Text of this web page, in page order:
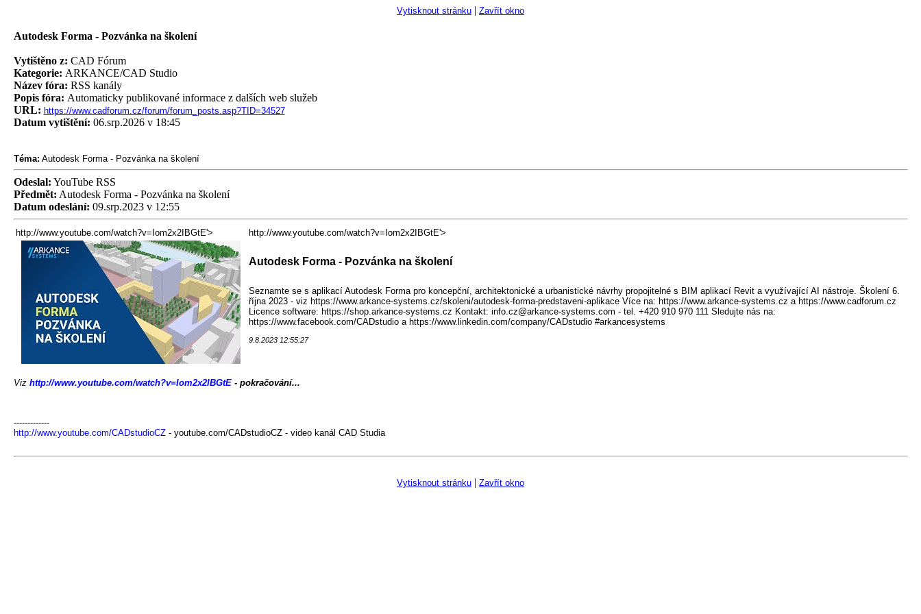
Vytisknout stránku | Zavřít okno
Autodesk Forma - Pozvánka na školení
Vytištěno z: CAD Fórum
Kategorie: ARKANCE/CAD Studio
Název fóra: RSS kanály
Popis fóra: Automaticky publikované informace z dalších web služeb
URL: https://www.cadforum.cz/forum/forum_posts.asp?TID=34527
Datum vytištění: 06.srp.2026 v 18:45
Téma: Autodesk Forma - Pozvánka na školení
Odeslal: YouTube RSS
Předmět: Autodesk Forma - Pozvánka na školení
Datum odeslání: 09.srp.2023 v 12:55
http://www.youtube.com/watch?v=Iom2x2IBGtE'> http://www.youtube.com/watch?v=Iom2x2IBGtE'>
Autodesk Forma - Pozvánka na školení
Seznamte se s aplikací Autodesk Forma pro koncepční, architektonické a urbanistické návrhy propojitelné s BIM aplikací Revit a využívající AI nástroje. Školení 6.
října 2023 - viz https://www.arkance-systems.cz/skoleni/autodesk-forma-predstaveni-aplikace Více na: https://www.arkance-systems.cz a https://www.cadforum.cz
Licence software: https://shop.arkance-systems.cz Kontakt: info.cz@arkance-systems.com - tel. +420 910 970 111 Sledujte nás na:
https://www.facebook.com/CADstudio a https://www.linkedin.com/company/CADstudio #arkancesystems
9.8.2023 12:55:27
Viz http://www.youtube.com/watch?v=Iom2x2IBGtE- pokračování...
-------------
http://www.youtube.com/CADstudioCZ- youtube.com/CADstudioCZ - video kanál CAD Studia
Vytisknout stránku | Zavřít okno